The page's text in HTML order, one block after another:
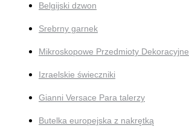
Belgijski dzwon
Srebrny garnek
Mikroskopowe Przedmioty Dekoracyjne
Izraelskie świeczniki
Gianni Versace Para talerzy
Butelka europejska z nakrętką